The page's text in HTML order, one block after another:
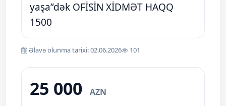
yaşa”dək OFİSİN XİDMƏT HAQQ
1500
Əlavə olunma tarixi: 02.06.2026 101
25 000 AZN